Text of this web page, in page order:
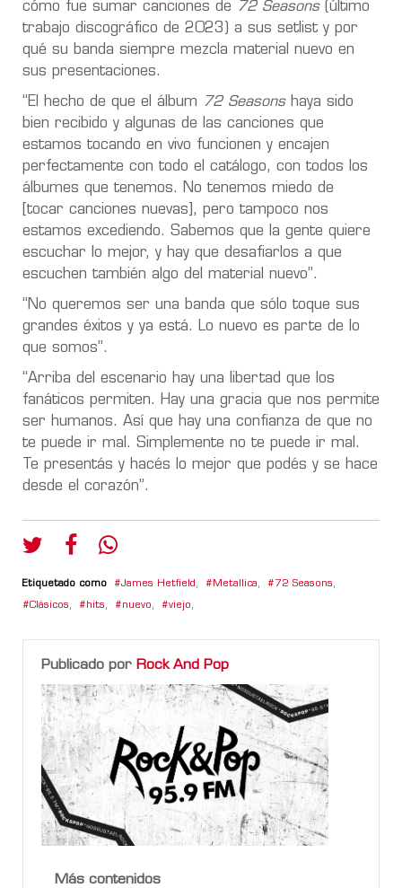
cómo fue sumar canciones de 72 Seasons(último
trabajo discográfico de 2023) a sus setlist y por
qué su banda siempre mezcla material nuevo en
sus presentaciones.
“El hecho de que el álbum 72 Seasonshaya sido
bien recibido y algunas de las canciones que
estamos tocando en vivo funcionen y encajen
perfectamente con todo el catálogo, con todos los
álbumes que tenemos. No tenemos miedo de
[tocar canciones nuevas], pero tampoco nos
estamos excediendo. Sabemos que la gente quiere
escuchar lo mejor, y hay que desafiarlos a que
escuchen también algo del material nuevo”.
“No queremos ser una banda que sólo toque sus
grandes éxitos y ya está. Lo nuevo es parte de lo
que somos”.
“Arriba del escenario hay una libertad que los
fanáticos permiten. Hay una gracia que nos permite
ser humanos. Así que hay una confianza de que no
te puede ir mal. Simplemente no te puede ir mal.
Te presentás y hacés lo mejor que podés y se hace
desde el corazón”.
Etiquetado como James Hetfield , Metallica, 72 Seasons,
Clásicos, hits, nuevo, viejo,
Publicado por Rock And Pop
Más contenidos